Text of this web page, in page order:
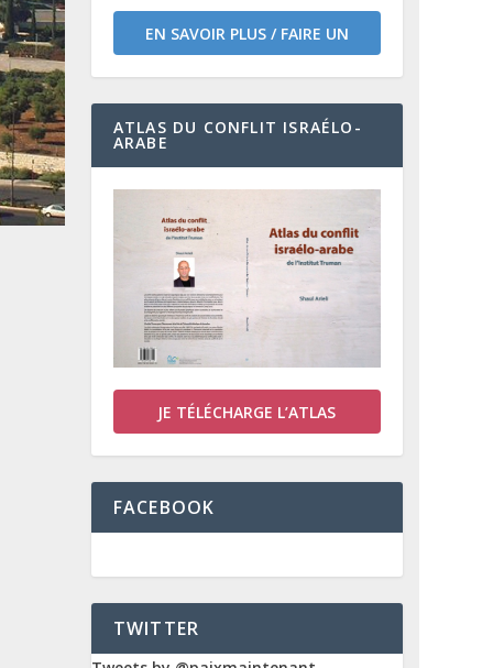
EN SAVOIR PLUS / FAIRE UN
DON
ATLAS DU CONFLIT ISRAÉLO-
ARABE
JE TÉLÉCHARGE L’ATLAS
FACEBOOK
TWITTER